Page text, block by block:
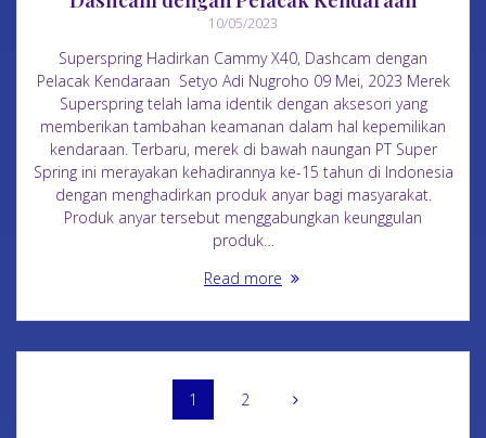
10/05/2023
Superspring Hadirkan Cammy X40, Dashcam dengan
Pelacak Kendaraan Setyo Adi Nugroho 09 Mei, 2023 Merek
Superspring telah lama identik dengan aksesori yang
memberikan tambahan keamanan dalam hal kepemilikan
kendaraan. Terbaru, merek di bawah naungan PT Super
Spring ini merayakan kehadirannya ke-15 tahun di Indonesia
dengan menghadirkan produk anyar bagi masyarakat.
Produk anyar tersebut menggabungkan keunggulan
produk…
Read more
1 2